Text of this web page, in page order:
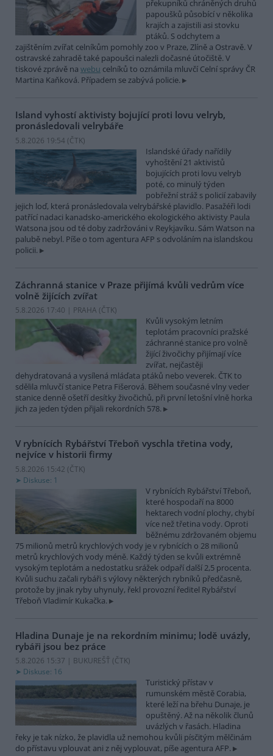
překupníků chráněných druhů
papoušků působící v několika
krajích a zajistili asi stovku
ptáků. S odchytem a
zajištěním zvířat celníkům pomohly zoo v Praze, Zlíně a Ostravě. V
ostravské zahradě také papoušci nalezli dočasné útočiště. V
tiskové zprávě na webu celníků to oznámila mluvčí Celní správy ČR
Martina Kaňková. Případem se zabývá policie.
Island vyhostí aktivisty bojující proti lovu velryb,
pronásledovali velrybáře
5.8.2026 19:54 (ČTK)
Islandské úřady nařídily
vyhoštění 21 aktivistů
bojujících proti lovu velryb
poté, co minulý týden
pobřežní stráž s policií zabavily
jejich loď, která pronásledovala velrybářské plavidlo. Pasažéři lodi
patřící nadaci kanadsko-amerického ekologického aktivisty Paula
Watsona jsou od té doby zadržováni v Reykjavíku. Sám Watson na
palubě nebyl. Píše o tom agentura AFP s odvoláním na islandskou
policii.
Záchranná stanice v Praze přijímá kvůli vedrům více
volně žijících zvířat
5.8.2026 17:40 | PRAHA (ČTK)
Kvůli vysokým letním
teplotám pracovníci pražské
záchranné stanice pro volně
žijící živočichy přijímají více
zvířat, nejčastěji
dehydratovaná a vysílená mláďata ptáků nebo veverek. ČTK to
sdělila mluvčí stanice Petra Fišerová. Během současné vlny veder
stanice denně ošetří desítky živočichů, při první letošní vlně horka
jich za jeden týden přijali rekordních 578.
V rybnících Rybářství Třeboň vyschla třetina vody,
nejvíce v historii firmy
5.8.2026 15:42 (ČTK)
Diskuse: 1
V rybnících Rybářství Třeboň,
které hospodaří na 8000
hektarech vodní plochy, chybí
více než třetina vody. Oproti
běžnému zdržovaném objemu
75 milionů metrů krychlových vody je v rybnících o 28 milionů
metrů krychlových vody méně. Každý týden se kvůli extrémně
vysokým teplotám a nedostatku srážek odpaří další 2,5 procenta.
Kvůli suchu začali rybáři s výlovy některých rybníků předčasně,
protože by jinak ryby uhynuly, řekl provozní ředitel Rybářství
Třeboň Vladimír Kukačka.
Hladina Dunaje je na rekordním minimu; lodě uvázly,
rybáři jsou bez práce
5.8.2026 15:37 | BUKUREŠŤ (ČTK)
Diskuse: 16
Turistický přístav v
rumunském městě Corabia,
které leží na břehu Dunaje, je
opuštěný. Až na několik člunů
uvázlých v řasách. Hladina
řeky je tak nízko, že plavidla už nemohou kvůli písčitým mělčinám
do přístavu vplouvat ani z něj vyplouvat, píše agentura AFP.